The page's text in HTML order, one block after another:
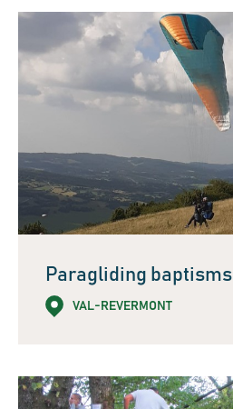
Paragliding baptisms
VAL-REVERMONT